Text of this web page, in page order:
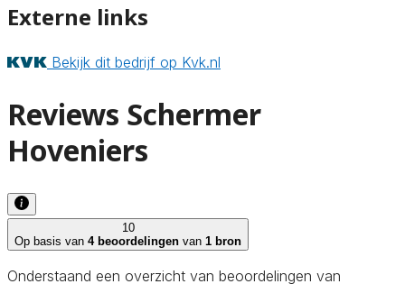
Externe links
Bekijk dit bedrijf op Kvk.nl
Reviews Schermer
Hoveniers
10
Op basis van 4 beoordelingen van 1 bron
Onderstaand een overzicht van beoordelingen van